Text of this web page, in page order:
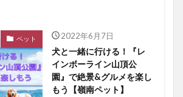
ペット 2022年6月7日
犬と一緒に行ける！『レ
インボーライン山頂公
園』で絶景&グルメを楽し
もう【嶺南ペット】